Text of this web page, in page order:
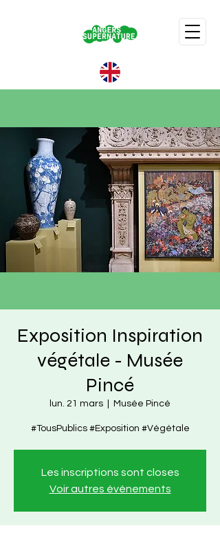
Exposition Inspiration
végétale - Musée
Pincé
lun. 21 mars Musée Pincé
#TousPublics #Exposition #Végétale
Les inscriptions sont closes
Voir autres événements